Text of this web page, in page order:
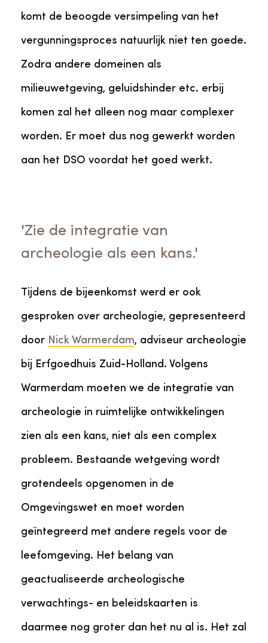
komt de beoogde versimpeling van het
vergunningsproces natuurlijk niet ten goede.
Zodra andere domeinen als
milieuwetgeving, geluidshinder etc. erbij
komen zal het alleen nog maar complexer
worden. Er moet dus nog gewerkt worden
aan het DSO voordat het goed werkt.
'Zie de integratie van
archeologie als een kans.'
Tijdens de bijeenkomst werd er ook
gesproken over archeologie, gepresenteerd
door Nick Warmerdam, adviseur archeologie
bij Erfgoedhuis Zuid-Holland. Volgens
Warmerdam moeten we de integratie van
archeologie in ruimtelijke ontwikkelingen
zien als een kans, niet als een complex
probleem. Bestaande wetgeving wordt
grotendeels opgenomen in de
Omgevingswet en moet worden
geïntegreerd met andere regels voor de
leefomgeving. Het belang van
geactualiseerde archeologische
verwachtings- en beleidskaarten is
daarmee nog groter dan het nu al is. Het zal